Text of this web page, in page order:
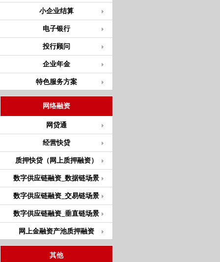
小企业结算
电子银行
投行顾问
企业年金
特色服务方案
网络融资
网贷通
经营快贷
质押快贷（网上质押融资）
数字供应链融资_数据链场景
数字供应链融资_交易链场景
数字供应链融资_垂直链场景
网上金融资产池质押融资
其他